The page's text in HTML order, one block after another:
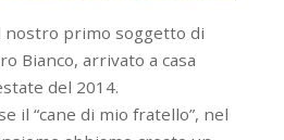
nostro primo soggetto di
Bianco, arrivato a casa
del 2014.
il “cane di mio fratello”, nel